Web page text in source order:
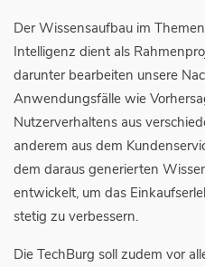
Der Wissensaufbau im
Intelligenz dient als
darunter bearbeiten unsere
Anwendungsfälle wie
Nutzerverhaltens aus
anderem aus dem
dem daraus generierten
entwickelt, um das
stetig zu verbessern.
Die TechBurg soll zudem vor